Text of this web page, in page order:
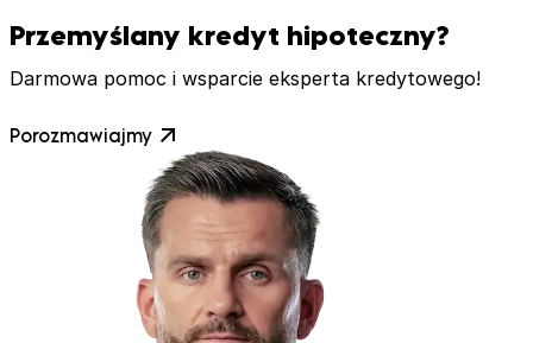
Przemyślany kredyt hipoteczny?
Darmowa pomoc i wsparcie eksperta kredytowego!
Porozmawiajmy